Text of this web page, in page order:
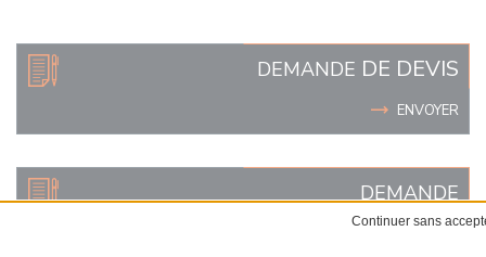
DEMANDE DE DEVIS
ENVOYER
DEMANDE
DE DEVIS OUTILLAGE SPÉCIFIQUE